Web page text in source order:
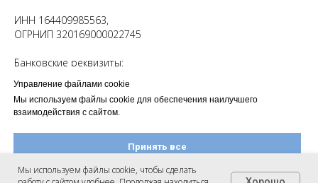
Управление файлами cookie
Мы используем файлы cookie для обеспечения наилучшего
взаимодействия с сайтом.
Принять все
ИНН 164409985563,
ОГРНИП 320169000022745
Банковские реквизиты:
р/счёт: 40802810270010250324 в МОСКОВСКИЙ ФИЛИАЛ АО
КБ "МОДУЛЬБАНК"
к/счет: 30101810645250000092
БИК: 044525092
Тел.: +7 9267054719 (вотсап)
Мы используем файлы cookie, чтобы сделать